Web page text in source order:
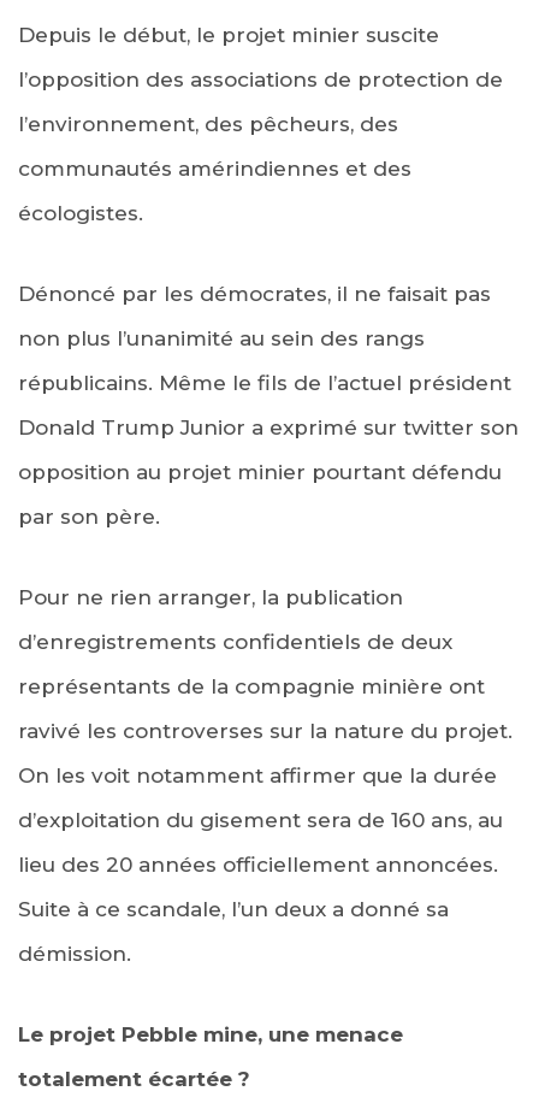
Depuis le début, le projet minier suscite
l’opposition des associations de protection de
l’environnement, des pêcheurs, des
communautés amérindiennes et des
écologistes.
Dénoncé par les démocrates, il ne faisait pas
non plus l’unanimité au sein des rangs
républicains. Même le fils de l’actuel président
Donald Trump Junior a exprimé sur twitter son
opposition au projet minier pourtant défendu
par son père.
Pour ne rien arranger, la publication
d’enregistrements confidentiels de deux
représentants de la compagnie minière ont
ravivé les controverses sur la nature du projet.
On les voit notamment affirmer que la durée
d’exploitation du gisement sera de 160 ans, au
lieu des 20 années officiellement annoncées.
Suite à ce scandale, l’un deux a donné sa
démission.
Le projet Pebble mine, une menace
totalement écartée ?